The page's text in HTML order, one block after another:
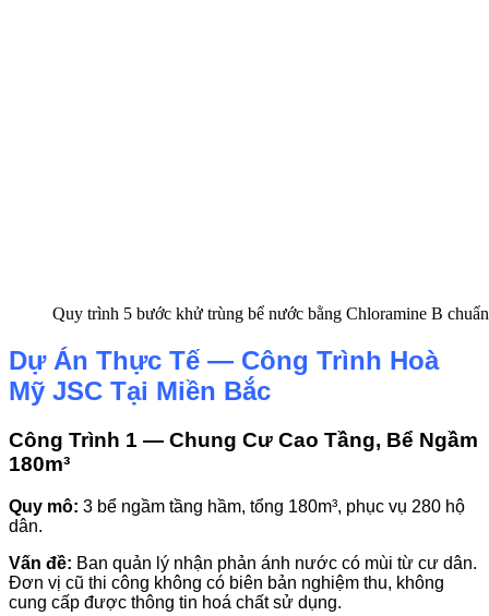
Quy trình 5 bước khử trùng bể nước bằng Chloramine B
Dự Án Thực Tế — Công Trình Hoà
Mỹ JSC Tại Miền Bắc
Công Trình 1 — Chung Cư Cao Tầng, Bể Ngầm
180m³
Quy mô: 3 bể ngầm tầng hầm, tổng 180m³, phục vụ 280 hộ
dân.
Vấn đề: Ban quản lý nhận phản ánh nước có mùi từ cư dân.
Đơn vị cũ thi công không có biên bản nghiệm thu, không
cung cấp được thông tin hoá chất sử dụng.